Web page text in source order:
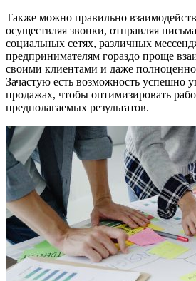
Также можно правильно
осуществляя звонки, отправляя
социальных сетях, различных
предпринимателям гораздо проще
своими клиентами и даже
Зачастую есть возможность успешно
продажах, чтобы оптимизировать
предполагаемых результатов.